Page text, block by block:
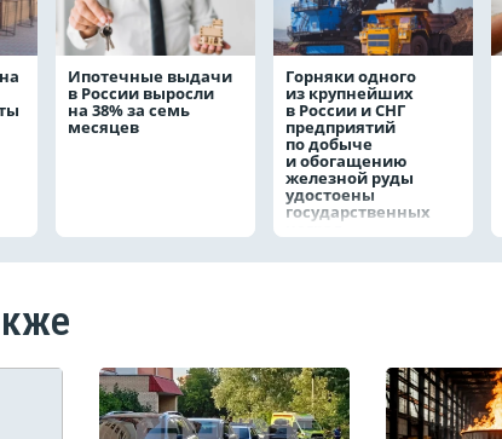
Ипотечные выдачи
в России выросли
на 38% за семь
месяцев
Горняки одного
из крупнейших
в России и СНГ
предприятий
по добыче
и обогащению
железной руды
удостоены
государственных
наград